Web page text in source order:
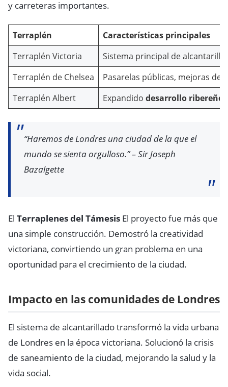
y carreteras importantes.
Terraplén
Características principales
Terraplén Victoria
Sistema principal de
Terraplén de Chelsea
Pasarelas públicas, mejoras de
Terraplén Albert
Expandido desarrollo ribereño
“Haremos de Londres una ciudad de la que el
mundo se sienta orgulloso.” – Sir Joseph
Bazalgette
El Terraplenes del Támesis El proyecto fue más que
una simple construcción. Demostró la creatividad
victoriana, convirtiendo un gran problema en una
oportunidad para el crecimiento de la ciudad.
Impacto en las comunidades de Londres
El sistema de alcantarillado transformó la vida urbana
de Londres en la época victoriana. Solucionó la crisis
de saneamiento de la ciudad, mejorando la salud y la
vida social.